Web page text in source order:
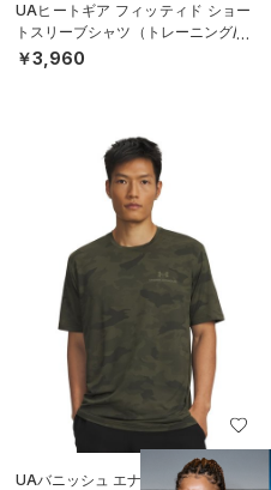
UAヒートギア フィッティド ショー
トスリーブシャツ（トレーニング/M
EN）
￥3,960
UAバニッシュ エナジー プリント シ